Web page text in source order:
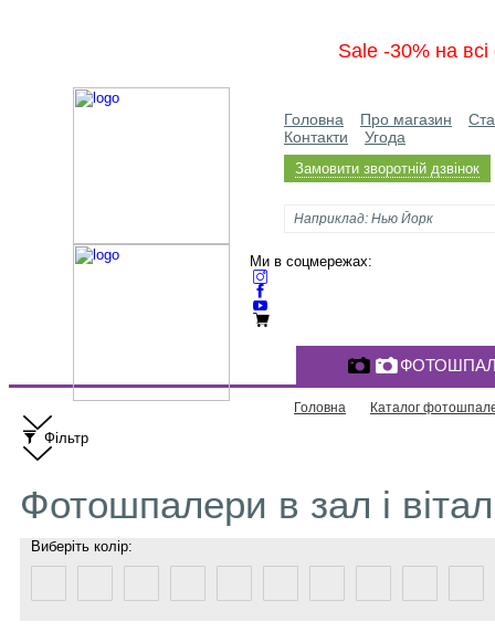
Sale -30% на
Головна Про магазин
Контакти
Угода
Замовити зворотній дзвінок
Ми в соцмережах:
Головна Каталог
Фільтр
Фотошпалери в зал і
Виберіть колір: